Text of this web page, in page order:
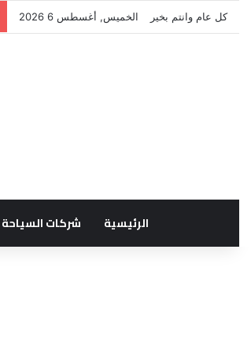
كل عام وانتم بخير الخميس, أغسطس 6 2026
الرئيسية شركات السياحة